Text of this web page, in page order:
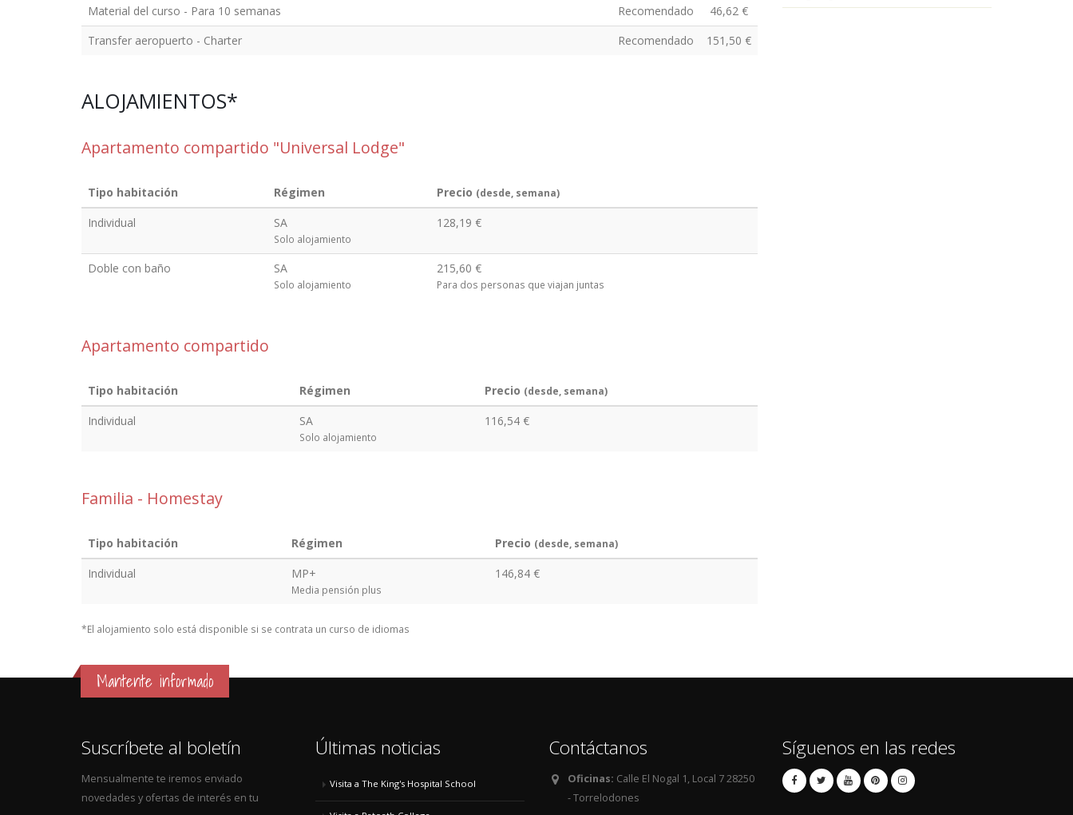
Material del curso - Para 10 semanas
Recomendado
46,62 €
Transfer aeropuerto - Charter
Recomendado 151,50 €
ALOJAMIENTOS*
Apartamento compartido "Universal Lodge"
Tipo habitación Régimen Precio (desde, semana)
Individual SA
Solo alojamiento
128,19 €
Doble con baño SA
Solo alojamiento
215,60 €
Para dos personas que viajan juntas
Apartamento compartido
Tipo habitación Régimen Precio (desde, semana)
Individual SA
Solo alojamiento
116,54 €
Familia - Homestay
Tipo habitación Régimen Precio (desde, semana)
Individual MP+
Media pensión plus
146,84 €
*El alojamiento solo está disponible si se contrata un curso de idiomas
Mantente informado
Suscríbete al boletín
Mensualmente te iremos enviado
novedades y ofertas de interés en tu
Últimas noticias
Visita a The King's Hospital School
Contáctanos
Oficinas: Calle El Nogal 1, Local 7 28250
- Torrelodones
Síguenos en las redes